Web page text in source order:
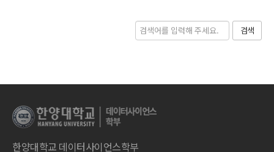
검색
한양대학교 데이터사이언스학부